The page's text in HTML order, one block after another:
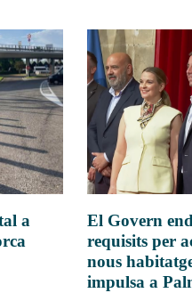
a
El Govern
requisits per
nous
impulsa a